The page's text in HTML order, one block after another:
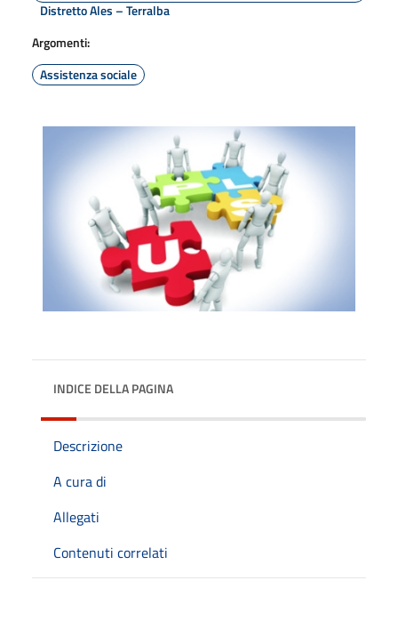
Distretto Ales – Terralba
Argomenti:
Assistenza sociale
INDICE DELLA PAGINA
Descrizione
A cura di
Allegati
Contenuti correlati